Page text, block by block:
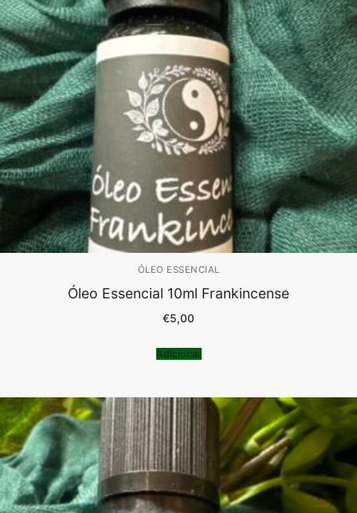
ÓLEO ESSENCIAL
Óleo Essencial 10ml Frankincense
€5,00
Adicionar